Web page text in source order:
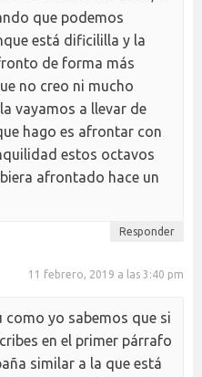
que podemos
está dificililla y la
de forma más
no creo ni mucho
vayamos a llevar de
hago es afrontar con
estos octavos
afrontado hace un
Responder
11 febrero, 2019 a las 3:40 pm
yo sabemos que si
en el primer párrafo
similar a la que está